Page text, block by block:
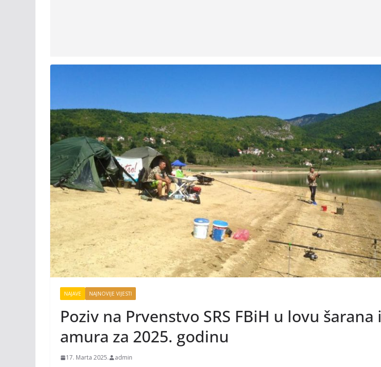
NAJAVE NAJNOVIJE VIJESTI
Poziv na Prvenstvo SRS FBiH u lovu šarana i
amura za 2025. godinu
17. Marta 2025. admin